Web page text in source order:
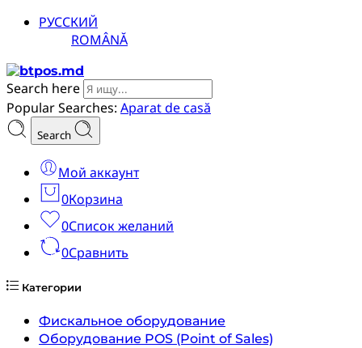
РУССКИЙ
ROMÂNĂ
Search here
Popular Searches: Aparat de casă
Search
Мой аккаунт
0Корзина
0Список желаний
0Сравнить
Категории
Фискальное оборудование
Оборудование POS (Point of Sales)